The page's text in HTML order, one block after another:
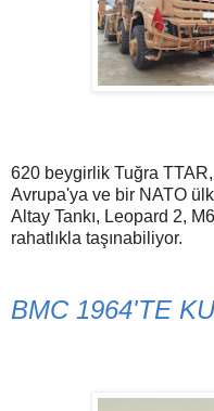
620 beygirlik Tuğra
Avrupa'ya ve bir NATO
Altay Tankı, Leopard 2,
rahatlıkla taşınabiliyor.
BMC 1964'TE